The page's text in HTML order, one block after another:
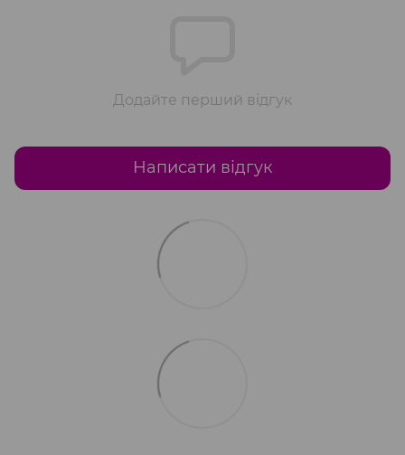
Додайте перший відгук
Написати відгук